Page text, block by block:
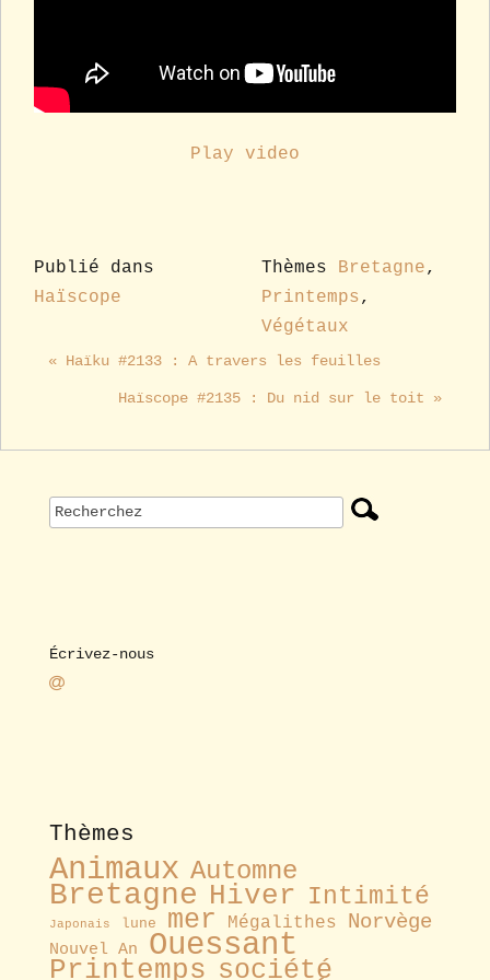
Play video
Publié dans
Haïscope
Thèmes Bretagne,
Printemps,
Végétaux
« Haïku #2133 : A travers les feuilles
Haïscope #2135 : Du nid sur le toit »
Écrivez-nous
Thèmes
Animaux Automne
Bretagne Hiver Intimité
Japonais lune mer Mégalithes Norvège
Nouvel An Ouessant
Printemps société